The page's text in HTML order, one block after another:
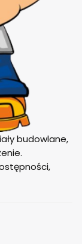
budowlane,